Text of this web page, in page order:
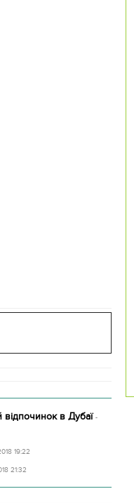
відпочинок в Дубаї -
19:22
21:32